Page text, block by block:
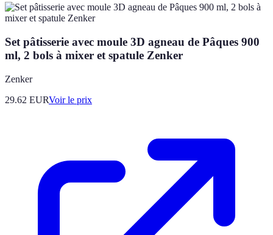
Set pâtisserie avec moule 3D agneau de Pâques 900
ml, 2 bols à mixer et spatule Zenker
Zenker
29.62 EURVoir le prix